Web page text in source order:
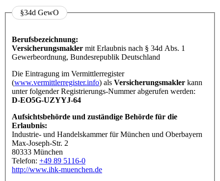
§34d GewO
Berufsbezeichnung:
Versicherungsmakler mit Erlaubnis nach § 34d Abs. 1
Gewerbeordnung, Bundesrepublik Deutschland
Die Eintragung im Vermittlerregister
(www.vermittlerregister.info) als Versicherungsmakler kann
unter folgender Registrierungs-Nummer abgerufen werden:
D-EO5G-UZYYJ-64
Aufsichtsbehörde und zuständige Behörde für die
Erlaubnis:
Industrie- und Handelskammer für München und Oberbayern
Max-Joseph-Str. 2
80333 München
Telefon: +49 89 5116-0
http://www.ihk-muenchen.de